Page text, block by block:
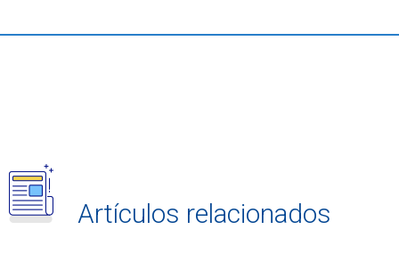
Artículos relacionados